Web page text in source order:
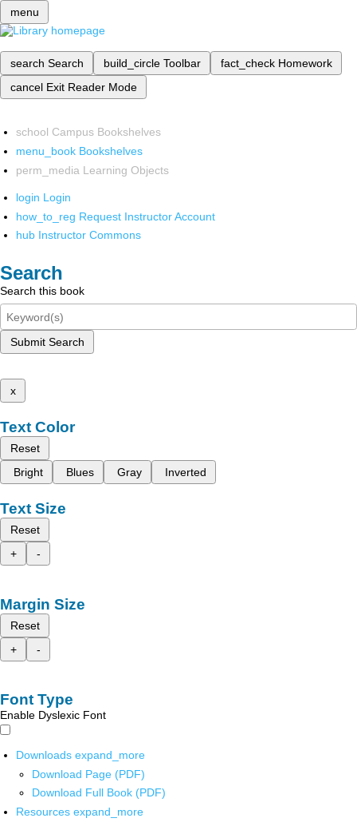
menu
search Search build_circle Toolbar fact_check Homework
cancel Exit Reader Mode
school Campus Bookshelves
menu_book Bookshelves
perm_media Learning Objects
login Login
how_to_reg Request Instructor Account
hub Instructor Commons
Search
Search this book
Submit Search
x
Text Color
Reset
Bright
Blues Gray Inverted
Text Size
Reset
+
-
Margin Size
Reset
+
-
Font Type
Enable Dyslexic Font
Downloads expand_more
Download Page (PDF)
Download Full Book (PDF)
Resources expand_more